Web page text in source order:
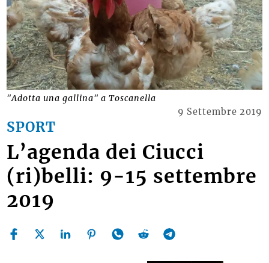
"Adotta una gallina" a Toscanella
SPORT
9 Settembre 2019
L’agenda dei Ciucci
(ri)belli: 9-15 settembre
2019